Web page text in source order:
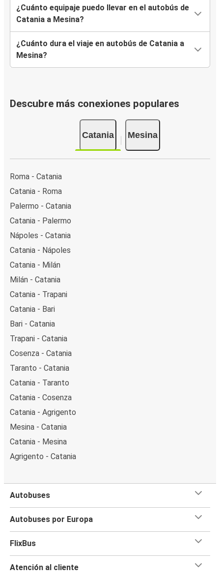
¿Cuánto equipaje puedo llevar en el autobús de
Catania a Mesina?
¿Cuánto dura el viaje en autobús de Catania a
Mesina?
Descubre más conexiones populares
Catania Mesina
Roma - Catania
Catania - Roma
Palermo - Catania
Catania - Palermo
Nápoles - Catania
Catania - Nápoles
Catania - Milán
Milán - Catania
Catania - Trapani
Catania - Bari
Bari - Catania
Trapani - Catania
Cosenza - Catania
Taranto - Catania
Catania - Taranto
Catania - Cosenza
Catania - Agrigento
Mesina - Catania
Catania - Mesina
Agrigento - Catania
Autobuses
Autobuses por Europa
FlixBus
Atención al cliente